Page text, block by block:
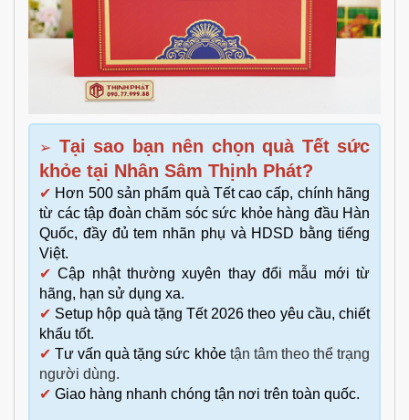
➢ Tại sao bạn nên chọn quà Tết sức
khỏe tại Nhân Sâm Thịnh Phát?
✔ Hơn 500 sản phẩm quà Tết cao cấp, chính hãng
từ các tập đoàn chăm sóc sức khỏe hàng đầu Hàn
Quốc, đầy đủ tem nhãn phụ và HDSD bằng tiếng
Việt.
✔Cập nhật thường xuyên thay đổi mẫu mới từ
hãng, hạn sử dụng xa.
✔ Setup hộp quà tặng Tết 2026 theo yêu cầu, chiết
khấu tốt.
✔Tư vấnquà tặng sức khỏetận tâm theo thể trạng
người dùng.
✔ Giao hàng nhanh chóng tận nơi trên toàn quốc.